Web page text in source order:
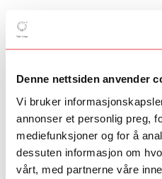
Denne nettsiden anvender
Vi bruker
annonser et personlig preg,
mediefunksjoner og for å
dessuten informasjon om
vårt, med partnerne våre
Drammen for 2025. Vi
til en nasjonal arena for
flere arrangement.
Mer informasjon om
Seherfor mer informasjon om
Fant du det du lette